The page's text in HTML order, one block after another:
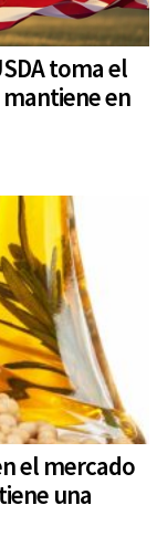
toma el
en
el mercado
una